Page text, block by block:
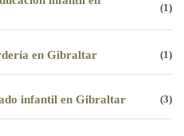
(1)
en Gibraltar (1)
infantil en Gibraltar (3)